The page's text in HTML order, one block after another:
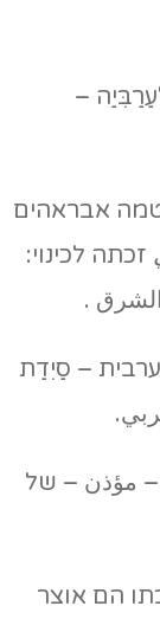
–
אבראהים
זכתה לכינוי:
.
– סַיִדַת
– مؤذن – של
הם אוצר